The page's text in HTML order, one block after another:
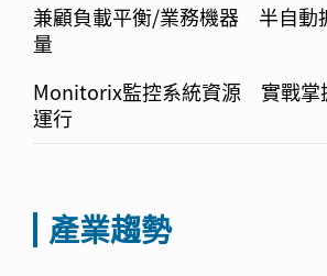
兼顧負載平衡/業務機器 半自動
量
Monitorix監控系統資源 實戰掌
運行
產業趨勢